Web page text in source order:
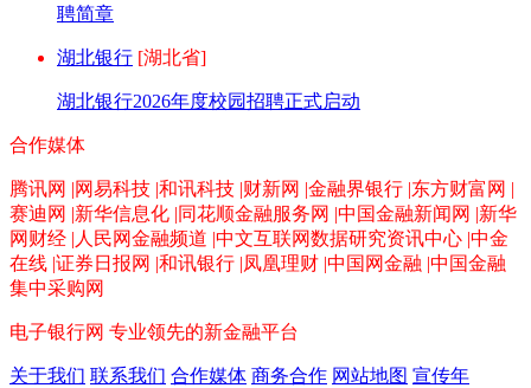
聘简章
湖北银行 [湖北省]
湖北银行2026年度校园招聘正式启动
合作媒体
腾讯网 |网易科技 |和讯科技 |财新网 |金融界银行 |东方财富网 |
赛迪网 |新华信息化 |同花顺金融服务网 |中国金融新闻网 |新华
网财经 |人民网金融频道 |中文互联网数据研究资讯中心 |中金
在线 |证券日报网 |和讯银行 |凤凰理财 |中国网金融 |中国金融
集中采购网
电子银行网 专业领先的新金融平台
关于我们 联系我们 合作媒体 商务合作 网站地图 宣传年